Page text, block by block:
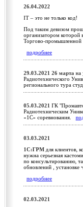
26.04.2022
IT – это не только код!
Под таким девизом
организатором
Торгово-промышленной
подробнее
29.03.2021 26 марта на
Радиотехнического
регионального тура
05.03.2021 ГК
Радиотехническим
«1С» соревнования.
03.03.2021
1С:ГРМ для клиентов,
нужна серьезная
по консультированию,
обновлений , установке
подробнее
02.03.2021